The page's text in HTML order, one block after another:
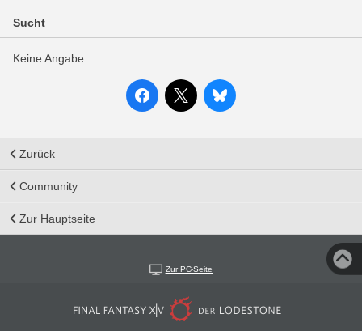
Sucht
Keine Angabe
Zurück
Community
Zur Hauptseite
Zur PC-Seite